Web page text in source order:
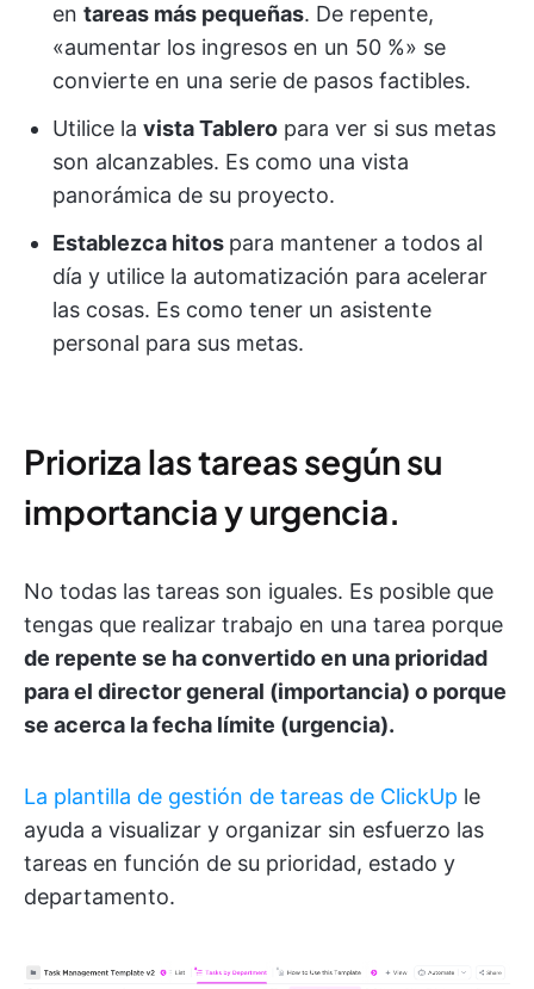
en tareas más pequeñas. De repente,
«aumentar los ingresos en un 50 %» se
convierte en una serie de pasos factibles.
Utilice la vista Tablero para ver si sus metas
son alcanzables. Es como una vista
panorámica de su proyecto.
Establezca hitos para mantener a todos al
día y utilice la automatización para acelerar
las cosas. Es como tener un asistente
personal para sus metas.
Prioriza las tareas según su
importancia y urgencia.
No todas las tareas son iguales. Es posible que
tengas que realizar trabajo en una tarea porque
de repente se ha convertido en una prioridad
para el director general (importancia) o porque
se acerca la fecha límite (urgencia).
La plantilla de gestión de tareas de ClickUp le
ayuda a visualizar y organizar sin esfuerzo las
tareas en función de su prioridad, estado y
departamento.